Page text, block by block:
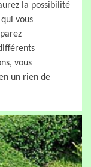
la possibilité
vous
vous
un rien de